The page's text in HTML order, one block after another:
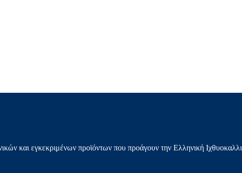
και εγκεκριμένων προϊόντων που προάγουν την Ελληνική